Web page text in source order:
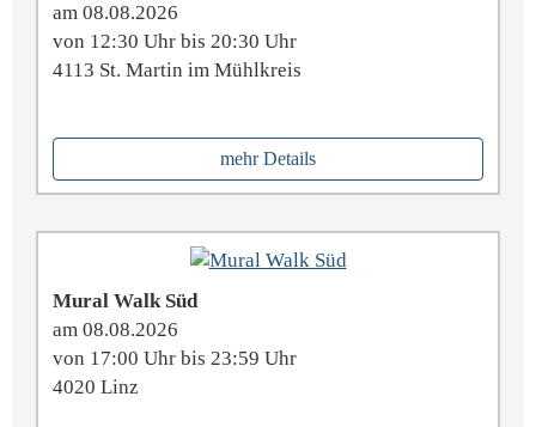
am 08.08.2026
von 12:30 Uhr bis 20:30 Uhr
4113 St. Martin im Mühlkreis
mehr Details
Mural Walk Süd
am 08.08.2026
von 17:00 Uhr bis 23:59 Uhr
4020 Linz